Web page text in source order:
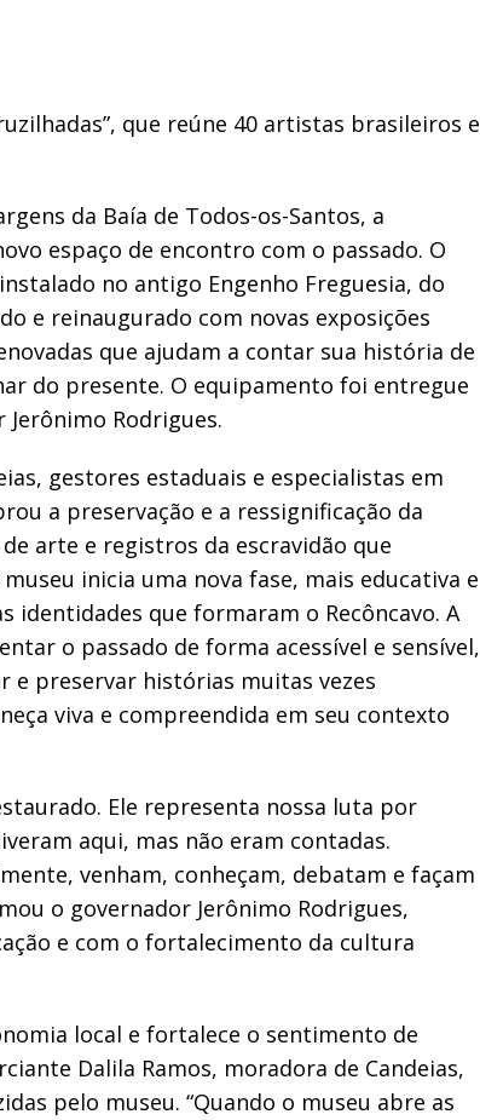
que reúne 40 artistas brasileiros e
da Baía de Todos-os-Santos, a
espaço de encontro com o passado. O
no antigo Engenho Freguesia, do
e reinaugurado com novas exposições
que ajudam a contar sua história de
do presente. O equipamento foi entregue
Rodrigues.
gestores estaduais e especialistas em
a preservação e a ressignificação da
arte e registros da escravidão que
inicia uma nova fase, mais educativa e
identidades que formaram o Recôncavo. A
o passado de forma acessível e sensível,
e preservar histórias muitas vezes
viva e compreendida em seu contexto
Ele representa nossa luta por
aqui, mas não eram contadas.
venham, conheçam, debatam e façam
o governador Jerônimo Rodrigues,
e com o fortalecimento da cultura
local e fortalece o sentimento de
Dalila Ramos, moradora de Candeias,
pelo museu. “Quando o museu abre as